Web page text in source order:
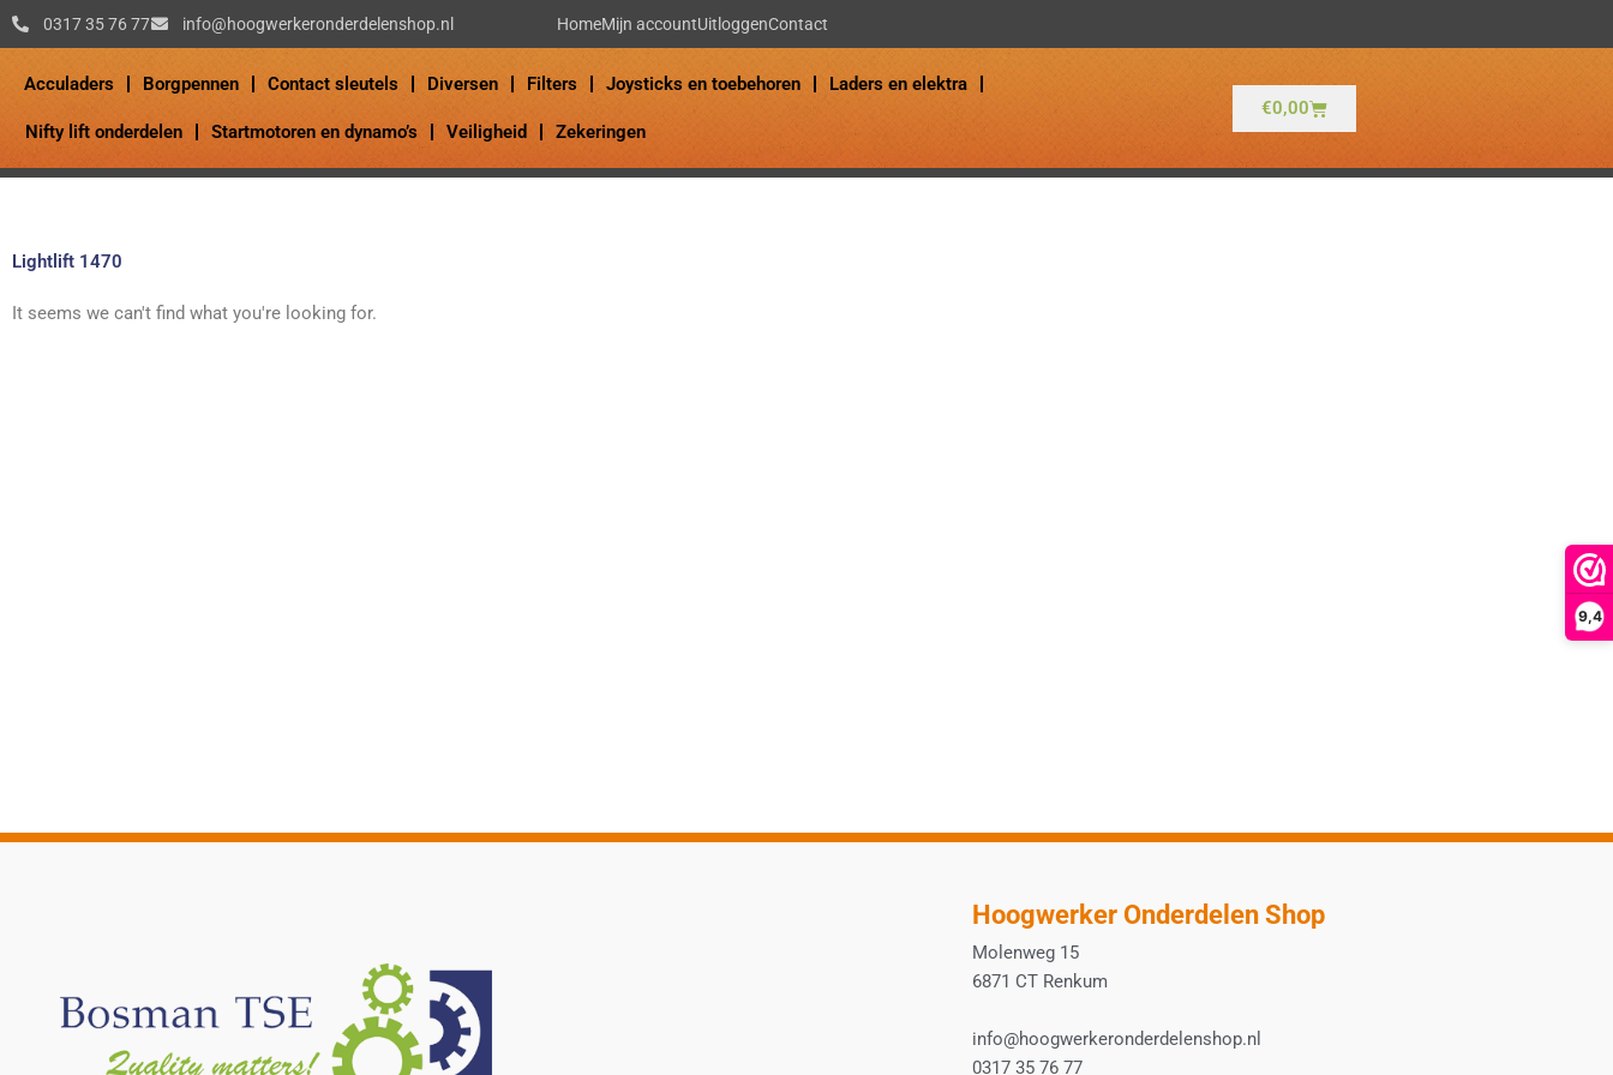
9,4
Ga
0317 35 76 77 info@hoogwerkeronderdelenshop.nl HomeMijn accountUitloggenContact
Acculaders Borgpennen Contact sleutels Diversen Filters Joysticks en toebehoren Laders en elektra
Nifty lift onderdelen Startmotoren en dynamo’s Veiligheid Zekeringen
€0,00Winkelwagen
Lightlift 1470
It seems we can't find what you're looking for.
Hoogwerker Onderdelen Shop
Molenweg 15
6871 CT Renkum
info@hoogwerkeronderdelenshop.nl
0317 35 76 77